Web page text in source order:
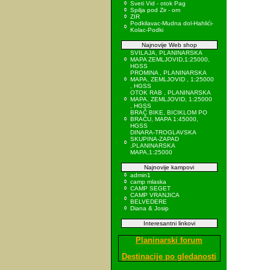
Sveti Vid - otok Pag
Spilja pod Zir - om
ZIR
Podkilavac-Mudna dol-Hahlići-
Kolac-Podki
Najnovije Web shop
SVILAJA, PLANINARSKA
MAPA ZEMLJOVID,1:25000,
HGSS
PROMINA , PLANINARSKA
MAPA, ZEMLJOVID , 1:25000
, HGSS
OTOK RAB , PLANINARSKA
MAPA, ZEMLJOVID, 1:25000
, HGSS
BRAČ BIKE, BICIKLOM PO
BRAČU, MAPA 1:45000,
HGSS
DINARA-TROGLAVSKA
SKUPINA-ZAPAD
,PLANINARSKA
MAPA,1:25000
Najnovije kampovi
admin1
camp mlaska
CAMP SEGET
CAMP VRANJICA
BELVEDERE
Diana & Josip
Interesantni linkovi
Planinarski forum
Destinacije po gledanosti